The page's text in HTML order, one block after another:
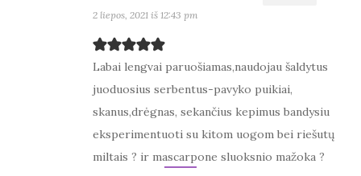
2 liepos, 2021 iš 12:43 pm
Labai lengvai paruošiamas,naudojau šaldytus
juoduosius serbentus-pavyko puikiai,
skanus,drėgnas, sekančius kepimus bandysiu
eksperimentuoti su kitom uogom bei riešutų
miltais ? ir mascarpone sluoksnio mažoka ?